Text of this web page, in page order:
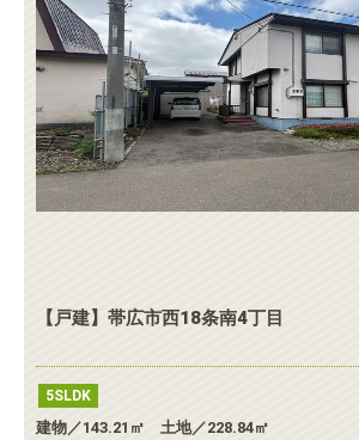
【戸建】帯広市西18条南4丁目
5SLDK
建物／143.21㎡ 土地／228.84㎡